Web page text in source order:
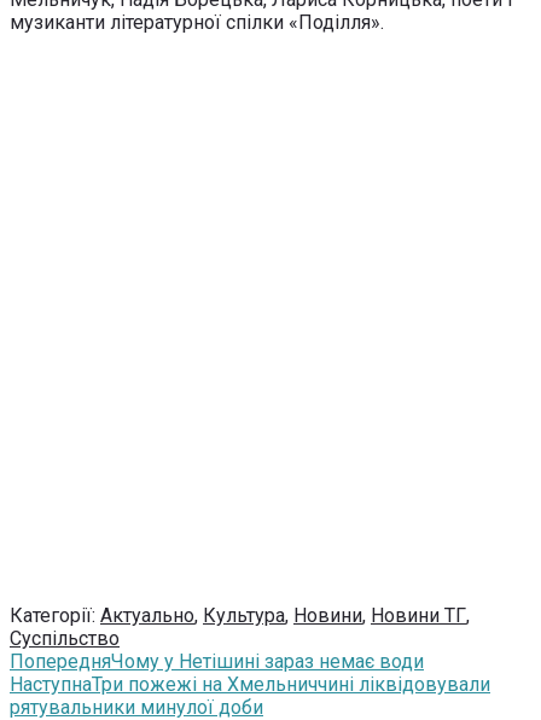
музиканти літературної спілки «Поділля».
Категорії: Актуально, Культура, Новини, Новини ТГ,
Суспільство
ПопередняЧому у Нетішині зараз немає води
НаступнаТри пожежі на Хмельниччині ліквідовували
рятувальники минулої доби